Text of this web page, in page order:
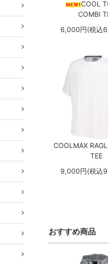
COOL
COMBI
6,000円(税込
COOLMAX
TEE
9,000円(税込
おすすめ商品